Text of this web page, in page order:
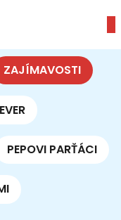
ZAJÍMAVOSTI
PEPOVI PARŤÁCI